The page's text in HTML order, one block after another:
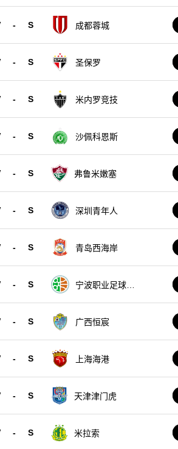
- S 成都蓉城
- S 圣保罗
- S 米内罗竞技
- S 沙佩科恩斯
- S 弗鲁米嫩塞
- S 深圳青年人
- S 青岛西海岸
- S
宁波职业足球俱
- S 广西恒宸
- S 上海海港
- S 天津津门虎
- S 米拉索